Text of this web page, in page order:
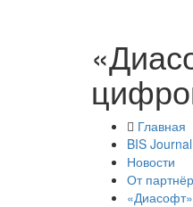
Главная
BIS Journal
Новости
От